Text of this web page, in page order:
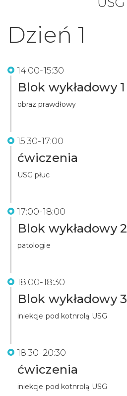
Dzień 1
14:00-15:30
Blok wykładowy 1
obraz prawdłowy
15:30-17:00
ćwiczenia
USG płuc
17:00-18:00
Blok wykładowy 2
patologie
18:00-18:30
Blok wykładowy 3
iniekcje pod kotnrolą USG
18:30-20:30
ćwiczenia
iniekcje pod kotnrolą USG